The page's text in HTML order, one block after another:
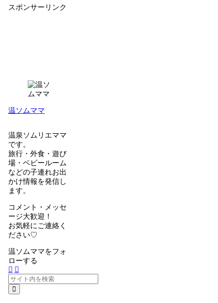
スポンサーリンク
温ソムママ
温泉ソムリエママ
です。
旅行・外食・遊び
場・ベビールーム
などの子連れお出
かけ情報を発信し
ます。
コメント・メッセ
ージ大歓迎！
お気軽にご連絡く
ださい♡
温ソムママをフォ
ローする